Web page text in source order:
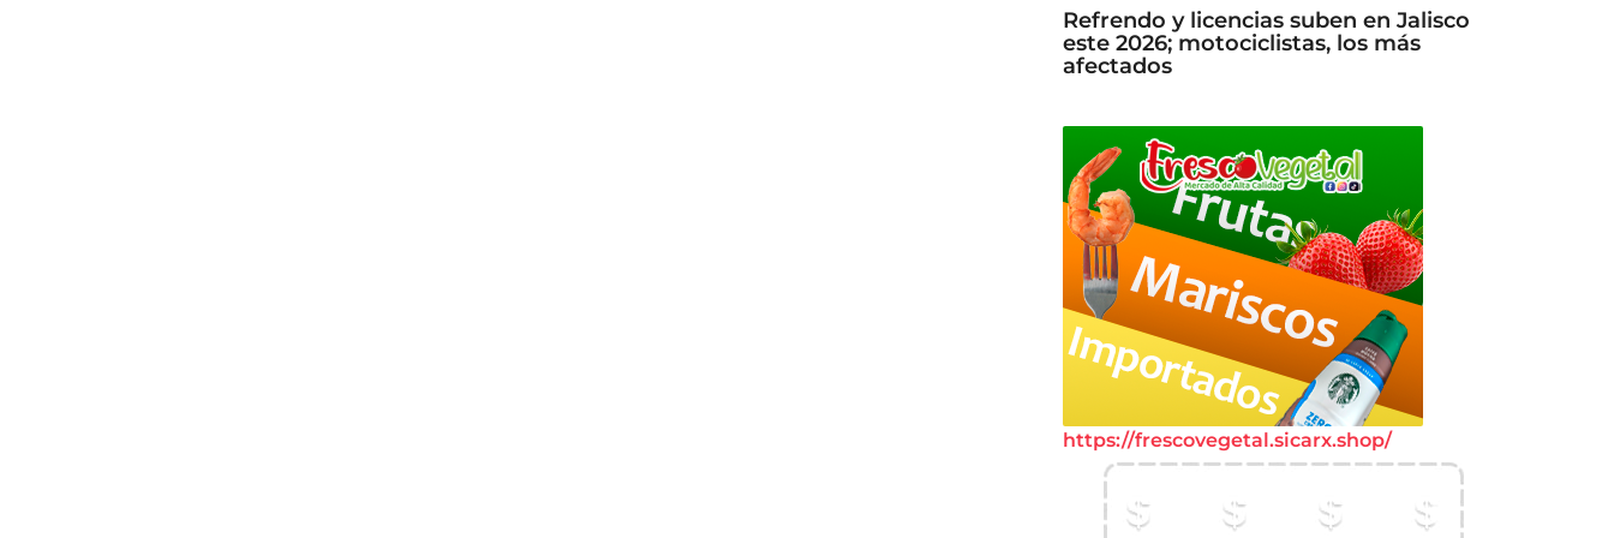
Refrendo y licencias suben en Jalisco
este 2026; motociclistas, los más
afectados
https://frescovegetal.sicarx.shop/